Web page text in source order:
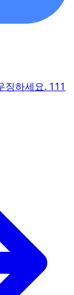
징하세요. 111